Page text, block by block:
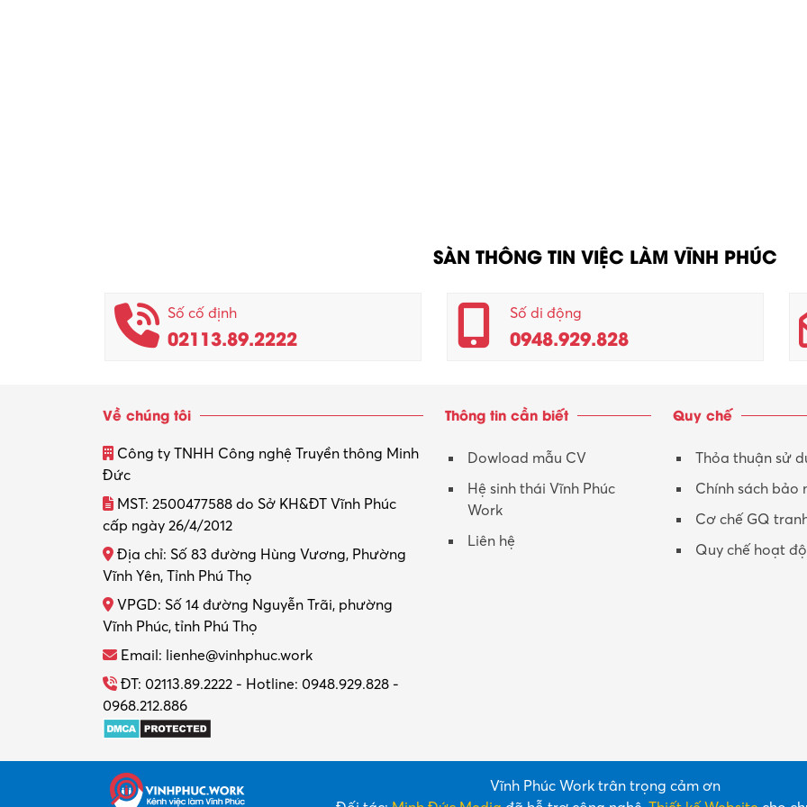
SÀN THÔNG TIN VIỆC LÀM VĨNH PHÚC
Số cố định
02113.89.2222
Số di động
0948.929.828
Về chúng tôi
Công ty TNHH Công nghệ Truyền thông Minh
Đức
MST: 2500477588 do Sở KH&ĐT Vĩnh Phúc
cấp ngày 26/4/2012
Địa chỉ: Số 83 đường Hùng Vương, Phường
Vĩnh Yên, Tỉnh Phú Thọ
VPGD: Số 14 đường Nguyễn Trãi, phường
Vĩnh Phúc, tỉnh Phú Thọ
Email: lienhe@vinhphuc.work
ĐT: 02113.89.2222 - Hotline: 0948.929.828 -
0968.212.886
Thông tin cần biết
Dowload mẫu CV
Hệ sinh thái Vĩnh Phúc
Work
Liên hệ
Quy chế
Thỏa thuận sử
Chính sách bảo
Cơ chế GQ
Quy chế hoạt
Vĩnh Phúc Work trân trọng cảm ơn